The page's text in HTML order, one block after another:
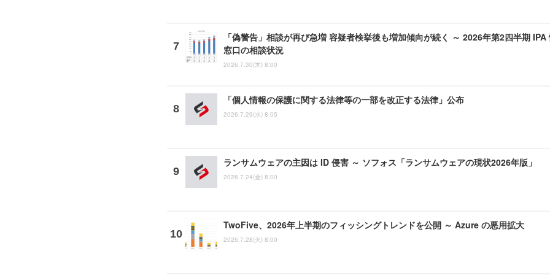
「偽警告」相談が再び急増 容疑者検挙後も増加傾向が続く ～ 2026年第2四半期
窓口の相談状況
2026.7.30(木) 8:00
「個人情報の保護に関する法律等の一部を改正する法律」公布
2026.7.29(水) 8:05
ランサムウェアの主因は ID 侵害 ～ ソフォス「ランサムウェアの現状2026年版」
2026.7.24(金) 8:00
TwoFive、2026年上半期のフィッシングトレンドを公開 ～ Azure の悪用拡大
2026.7.28(火) 8:00